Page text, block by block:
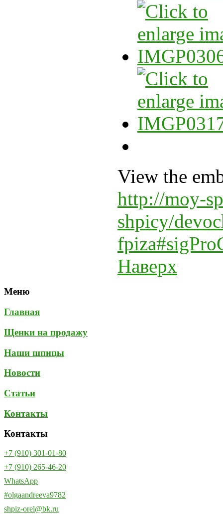
View the
http://moy-
shpicy/
Наверх
Меню
Главная
Щенки на продажу
Наши шпицы
Новости
Статьи
Контакты
Контакты
+7 (910) 301-01-80
+7 (910) 265-46-20
WhatsApp
#olgaandreeva9782
shpiz-orel@bk.ru